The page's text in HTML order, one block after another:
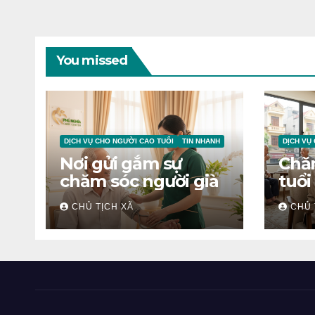
You missed
DỊCH VỤ CHO NGƯỜI CAO TUỔI TIN NHANH
Nơi gửi gắm sự
chăm sóc người già
CHỦ TỊCH XÃ
DỊCH VỤ
tuổi
CHỦ